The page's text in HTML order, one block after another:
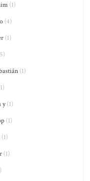
(1)
(4)
(1)
(1)
y(1)
(1)
(1)
(1)